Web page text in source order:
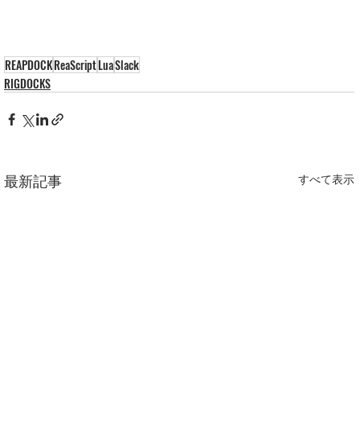
REAPDOCKReaScriptLuaSlack
RIGDOCKS
最新記事 すべて表示